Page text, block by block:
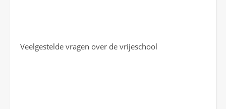
Veelgestelde vragen over de vrijeschool